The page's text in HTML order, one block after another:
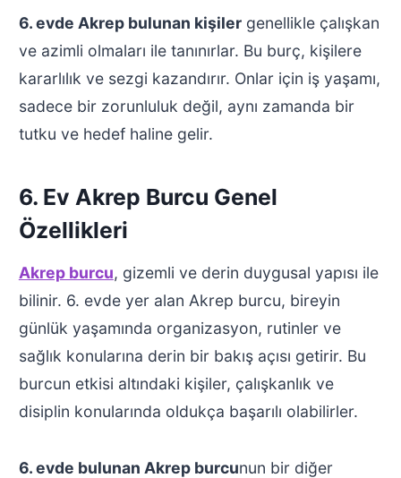
6. evde Akrep bulunan kişilergenellikle çalışkan
ve azimli olmaları ile tanınırlar. Bu burç, kişilere
kararlılık ve sezgi kazandırır. Onlar için iş yaşamı,
sadece bir zorunluluk değil, aynı zamanda bir
tutku ve hedef haline gelir.
6. Ev Akrep Burcu Genel
Özellikleri
Akrep burcu, gizemli ve derin duygusal yapısı ile
bilinir. 6. evde yer alan Akrep burcu, bireyin
günlük yaşamında organizasyon, rutinler ve
sağlık konularına derin bir bakış açısı getirir. Bu
burcun etkisi altındaki kişiler, çalışkanlık ve
disiplin konularında oldukça başarılı olabilirler.
6. evde bulunan Akrep burcunun bir diğer